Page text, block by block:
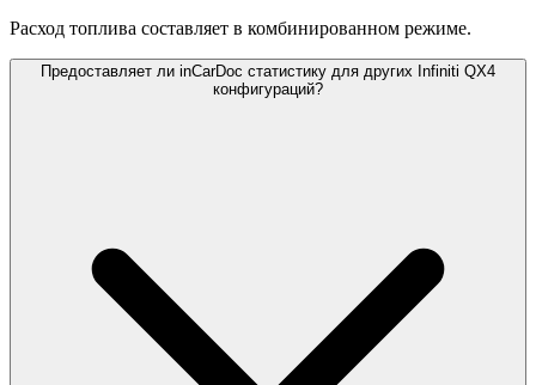
Расход топлива составляет в комбинированном режиме.
Предоставляет ли inCarDoc статистику для других Infiniti QX4
конфигураций?